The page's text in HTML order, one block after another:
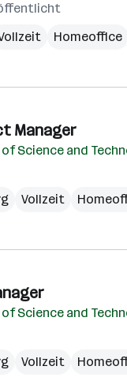
Homeoffice
Manager
Science and
Vollzeit
Science and
Vollzeit